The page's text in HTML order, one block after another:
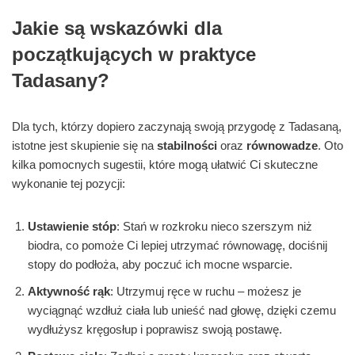
Jakie są wskazówki dla
początkujących w praktyce
Tadasany?
Dla tych, którzy dopiero zaczynają swoją przygodę z Tadasaną,
istotne jest skupienie się na stabilności oraz równowadze. Oto
kilka pomocnych sugestii, które mogą ułatwić Ci skuteczne
wykonanie tej pozycji:
Ustawienie stóp: Stań w rozkroku nieco szerszym niż
biodra, co pomoże Ci lepiej utrzymać równowagę, dociśnij
stopy do podłoża, aby poczuć ich mocne wsparcie.
Aktywność rąk: Utrzymuj ręce w ruchu – możesz je
wyciągnąć wzdłuż ciała lub unieść nad głowę, dzięki czemu
wydłużysz kręgosłup i poprawisz swoją postawę.